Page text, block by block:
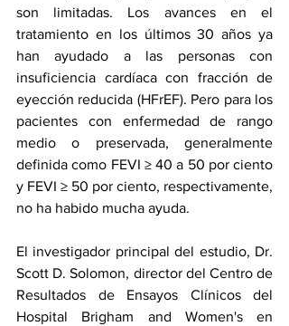
son limitadas. Los avances en el
tratamiento en los últimos 30 años ya
han ayudado a las personas con
insuficiencia cardíaca con fracción de
eyección reducida (HFrEF). Pero para los
pacientes con enfermedad de rango
medio o preservada, generalmente
definida como FEVI ≥ 40 a 50 por ciento
y FEVI ≥ 50 por ciento, respectivamente,
no ha habido mucha ayuda.
El investigador principal del estudio, Dr.
Scott D. Solomon, director del Centro de
Resultados de Ensayos Clínicos del
Hospital Brigham and Women's en